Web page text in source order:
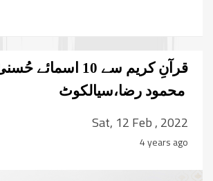
قرآنِ کریم سے 10
محمود رضا،سیالکوٹ
Sat, 12 Feb , 2022
4 years ago